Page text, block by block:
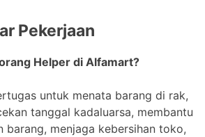
Pekerjaan
Helper di Alfamart?
untuk menata barang di rak,
tanggal kadaluarsa, membantu
barang, menjaga kebersihan toko,